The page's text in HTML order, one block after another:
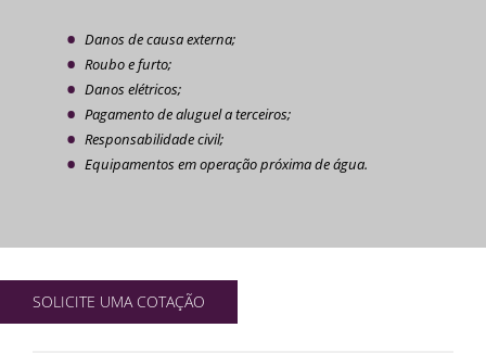
Danos de causa externa;
Roubo e furto;
Danos elétricos;
Pagamento de aluguel a terceiros;
Responsabilidade civil;
Equipamentos em operação próxima de água.
SOLICITE UMA COTAÇÃO